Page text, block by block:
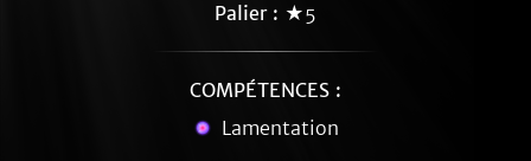
Palier : ★5
COMPÉTENCES :
Lamentation